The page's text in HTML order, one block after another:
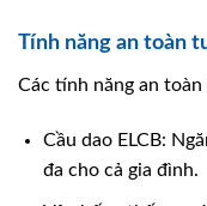
Tính năng an toàn
Các tính năng an
Cầu dao ELCB:
đa cho cả gia đình.